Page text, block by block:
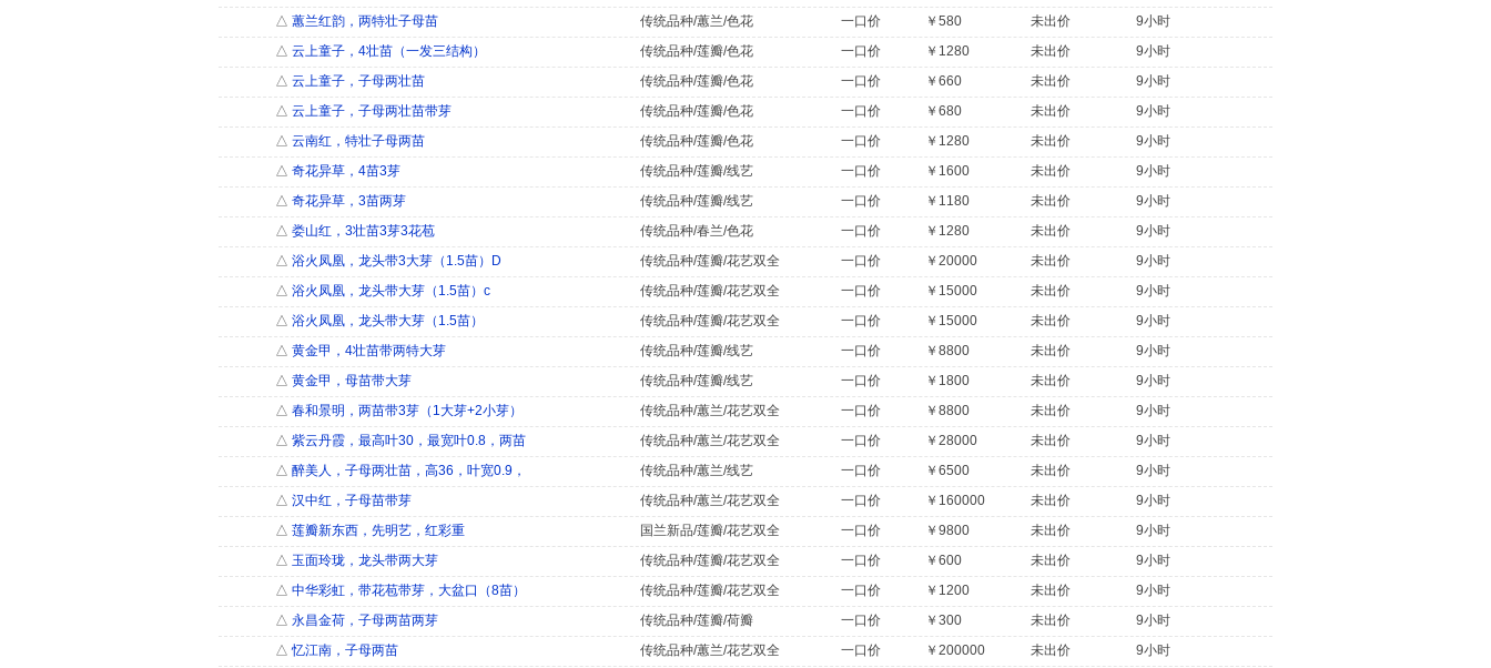
△ 蕙兰红韵，两特壮子母苗 传统品种/蕙兰/色花 一口价 ￥580 未出价
9小时
△ 云上童子，4壮苗（一发三结构） 传统品种/莲瓣/色花 一口价 ￥1280 未出价
9小时
△ 云上童子，子母两壮苗 传统品种/莲瓣/色花 一口价 ￥660 未出价
9小时
△ 云上童子，子母两壮苗带芽 传统品种/莲瓣/色花 一口价 ￥680 未出价
9小时
△ 云南红，特壮子母两苗 传统品种/莲瓣/色花 一口价 ￥1280 未出价
9小时
△ 奇花异草，4苗3芽 传统品种/莲瓣/线艺 一口价 ￥1600 未出价
9小时
△ 奇花异草，3苗两芽 传统品种/莲瓣/线艺 一口价 ￥1180 未出价
9小时
△ 娄山红，3壮苗3芽3花苞 传统品种/春兰/色花 一口价 ￥1280 未出价
9小时
△ 浴火凤凰，龙头带3大芽（1.5苗）D 传统品种/莲瓣/花艺双全 一口价 ￥20000 未出价
9小时
△ 浴火凤凰，龙头带大芽（1.5苗）c 传统品种/莲瓣/花艺双全 一口价 ￥15000 未出价
9小时
△ 浴火凤凰，龙头带大芽（1.5苗） 传统品种/莲瓣/花艺双全 一口价 ￥15000 未出价
9小时
△ 黄金甲，4壮苗带两特大芽 传统品种/莲瓣/线艺 一口价 ￥8800 未出价
9小时
△ 黄金甲，母苗带大芽 传统品种/莲瓣/线艺 一口价 ￥1800 未出价
9小时
△ 春和景明，两苗带3芽（1大芽+2小芽） 传统品种/蕙兰/花艺双全 一口价 ￥8800 未出价
9小时
△ 紫云丹霞，最高叶30，最宽叶0.8，两苗 传统品种/蕙兰/花艺双全 一口价 ￥28000 未出价
9小时
△ 醉美人，子母两壮苗，高36，叶宽0.9， 传统品种/蕙兰/线艺 一口价 ￥6500 未出价
9小时
△ 汉中红，子母苗带芽 传统品种/蕙兰/花艺双全 一口价 ￥160000 未出价
9小时
△ 莲瓣新东西，先明艺，红彩重 国兰新品/莲瓣/花艺双全 一口价 ￥9800 未出价
9小时
△ 玉面玲珑，龙头带两大芽 传统品种/莲瓣/花艺双全 一口价 ￥600 未出价
9小时
△ 中华彩虹，带花苞带芽，大盆口（8苗） 传统品种/莲瓣/花艺双全 一口价 ￥1200 未出价
9小时
△ 永昌金荷，子母两苗两芽 传统品种/莲瓣/荷瓣 一口价 ￥300 未出价
9小时
△ 忆江南，子母两苗 传统品种/蕙兰/花艺双全 一口价 ￥200000 未出价 9小时